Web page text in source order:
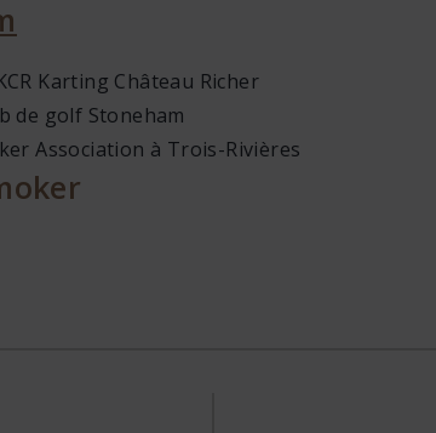
Karting Château Richer
de golf Stoneham
Association à Trois-Rivières